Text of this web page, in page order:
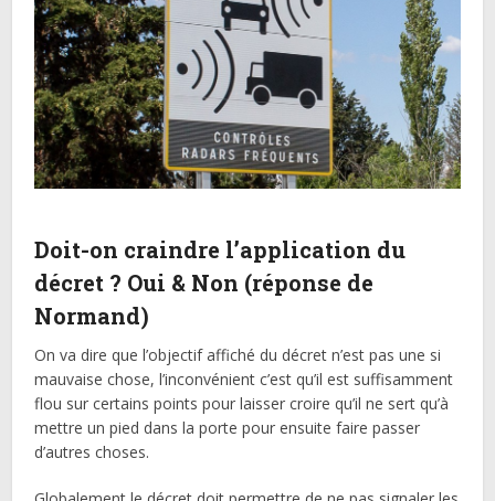
Doit-on craindre l’application du
décret ? Oui & Non (réponse de
Normand)
On va dire que l’objectif affiché du décret n’est pas une si
mauvaise chose, l’inconvénient c’est qu’il est suffisamment
flou sur certains points pour laisser croire qu’il ne sert qu’à
mettre un pied dans la porte pour ensuite faire passer
d’autres choses.